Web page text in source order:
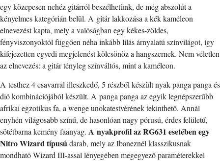
egy közepesen nehéz gitárról beszélhetünk, de még abszolút a
kényelmes kategórián belül. A gitár lakkozása a kék kaméleon
elnevezést kapta, mely a valóságban egy kékes-zöldes,
fényviszonyoktól függően néha inkább lilás árnyalatú színvilágot, így
kifejezetten egyedi megjelenést kölcsönöz a hangszernek. Nem véletlen
az elnevezés: a gitár tényleg színváltós, mint a kaméleon.
A testhez 4 csavarral illeszkedő, 5 részből készült nyak panga panga és
dió kombinációjából készült. A panga panga az egyik legnépszerűbb
afrikai egzotikus fa, a wenge unokatestvérének tekinthető. Annál
enyhén világosabb színű, de hasonlóan nagy pórusú, érdes felületű,
sötétbarna kemény faanyag. A nyakprofil az RG631 esetében egy
Nitro Wizard típusúdarab, mely az Ibaneznél klasszikusnak
mondható Wizard III-assal lényegében megegyező paraméterekkel